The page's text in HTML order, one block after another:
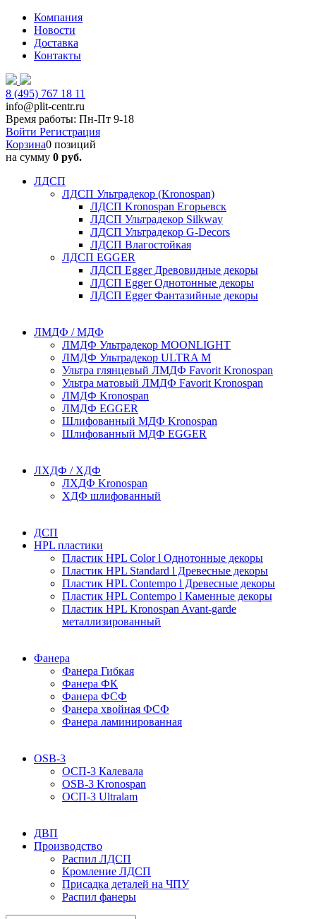
Компания
Новости
Доставка
Контакты
8 (495) 767 18 11
info@plit-centr.ru
Время работы: Пн-Пт 9-18
Войти Регистрация
Корзина0 позиций
на сумму 0 руб.
ЛДСП
ЛДСП Ультрадекор (Kronospan)
ЛДСП Kronospan Егорьевск
ЛДСП Ультрадекор Silkway
ЛДСП Ультрадекор G-Decors
ЛДСП Влагостойкая
ЛДСП EGGER
ЛДСП Egger Древовидные декоры
ЛДСП Egger Однотонные декоры
ЛДСП Egger Фантазийные декоры
ЛМДФ / МДФ
ЛМДФ Ультрадекор MOONLIGHT
ЛМДФ Ультрадекор ULTRA M
Ультра глянцевый ЛМДФ Favorit Kronospan
Ультра матовый ЛМДФ Favorit Kronospan
ЛМДФ Kronospan
ЛМДФ EGGER
Шлифованный МДФ Kronospan
Шлифованный МДФ EGGER
ЛХДФ / ХДФ
ЛХДФ Kronospan
ХДФ шлифованный
ДСП
HPL пластики
Пластик HPL Color l Однотонные декоры
Пластик HPL Standard l Древесные декоры
Пластик HPL Contempo l Древесные декоры
Пластик HPL Contempo l Каменные декоры
Пластик HPL Kronospan Avant-garde
металлизированный
Фанера
Фанера Гибкая
Фанера ФК
Фанера ФСФ
Фанера хвойная ФСФ
Фанера ламинированная
OSB-3
ОСП-3 Калевала
OSB-3 Kronospan
ОСП-3 Ultralam
ДВП
Производство
Распил ЛДСП
Кромление ЛДСП
Присадка деталей на ЧПУ
Распил фанеры